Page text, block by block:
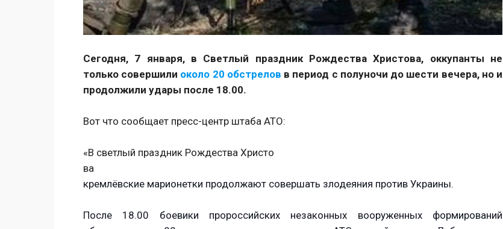
Сегодня, 7 января, в Светлый праздник Рождества Христова, оккупанты не
только совершили около 20 обстрелов в период с полуночи до шести вечера, но и
продолжили удары после 18.00.
Вот что сообщает пресс-центр штаба АТО:
«В светлый праздник Рождества Христо
ва
кремлёвские марионетки продолжают совершать злодеяния против Украины.
После 18.00 боевики пророссийских незаконных вооруженных формирований